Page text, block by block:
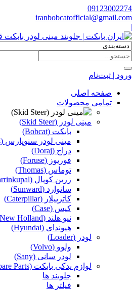
09123002274
iranbobcatofficial@gmail.com
|
ورود | ثبت‌نام
صفحه اصلی
تمامی محصولات
مینی لودر (Skid Steer)
بابکت (Bobcat)
مینی لودر سنوپارس (Snowpars)
دراج (Doraj)
فوریوز (Foruse)
توماس (Thomas)
زرین کوپال (Zarrinkupal)
سانوارد (Sunward)
کاترپیلار (Caterpillar)
کیس (Case)
نیو هلند (New Holland)
هیوندای (Hyundai)
لودر (Loader)
ولوو (Volvo)
لودر سانی (Sany)
لوازم یدکی بابکت (Bobcat Spare Parts)
جلوبند ها
فیلتر ها